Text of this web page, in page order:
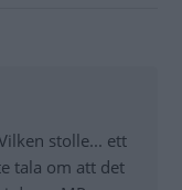
stolle... ett
tala om att det